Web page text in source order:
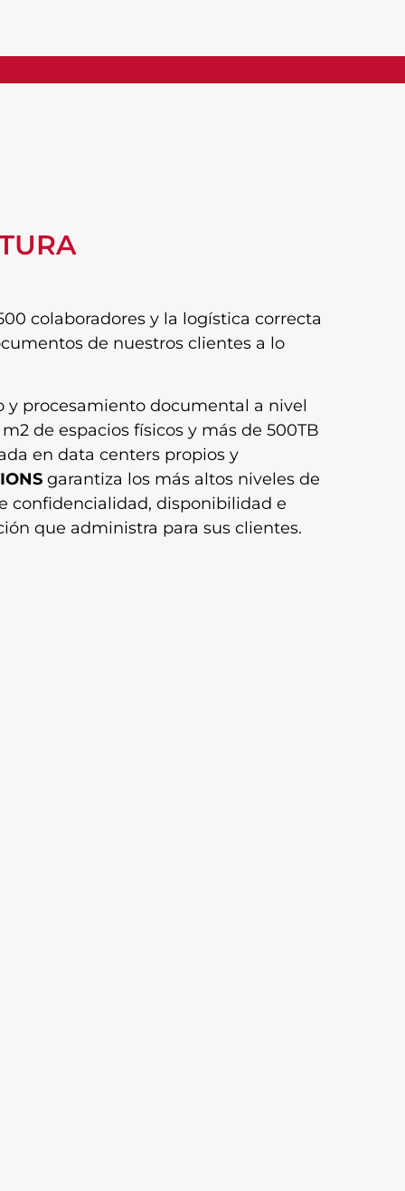
colaboradores y la logística correcta
de nuestros clientes a lo
y procesamiento documental a nivel
de espacios físicos y más de 500TB
en data centers propios y
garantiza los más altos niveles de
confidencialidad, disponibilidad e
que administra para sus clientes.